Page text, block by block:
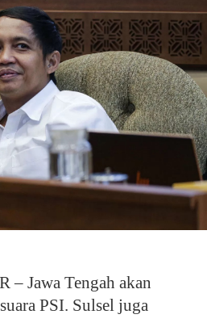
Jawa Tengah akan
PSI. Sulsel juga